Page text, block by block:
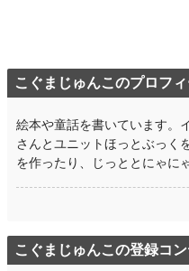
年間ポイント 0 pt (228,621 位)
累計ポイント 665 pt (211,106 位)
こぐまじゅんこのプロフ
絵本や童話を書いています。
さんとユニットほっとぶっく
を作ったり、じっととにゃに
こぐまじゅんこの登録コ